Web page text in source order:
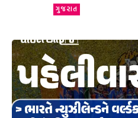
ગુજરાત